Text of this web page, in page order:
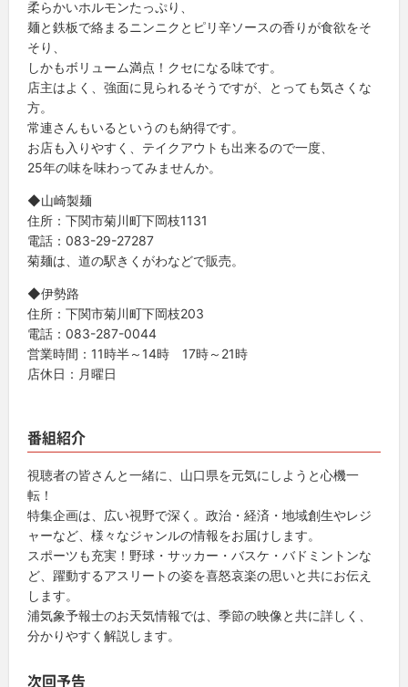
柔らかいホルモンたっぷり、
麺と鉄板で絡まるニンニクとピリ辛ソースの香りが食欲をそ
そり、
しかもボリューム満点！クセになる味です。
店主はよく、強面に見られるそうですが、とっても気さくな
方。
常連さんもいるというのも納得です。
お店も入りやすく、テイクアウトも出来るので一度、
25年の味を味わってみませんか。
◆山崎製麺
住所：下関市菊川町下岡枝1131
電話：083-29-27287
菊麺は、道の駅きくがわなどで販売。
◆伊勢路
住所：下関市菊川町下岡枝203
電話：083-287-0044
営業時間：11時半～14時 17時～21時
店休日：月曜日
番組紹介
視聴者の皆さんと一緒に、山口県を元気にしようと心機一
転！
特集企画は、広い視野で深く。政治・経済・地域創生やレジ
ャーなど、様々なジャンルの情報をお届けします。
スポーツも充実！野球・サッカー・バスケ・バドミントンな
ど、躍動するアスリートの姿を喜怒哀楽の思いと共にお伝え
します。
浦気象予報士のお天気情報では、季節の映像と共に詳しく、
分かりやすく解説します。
次回予告